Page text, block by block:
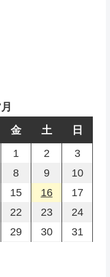
金 土
日
1
2
3
8 9
10
15 16
17
22 23
24
29 30 31